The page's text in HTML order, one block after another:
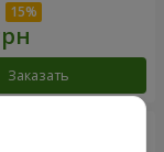
Заказать